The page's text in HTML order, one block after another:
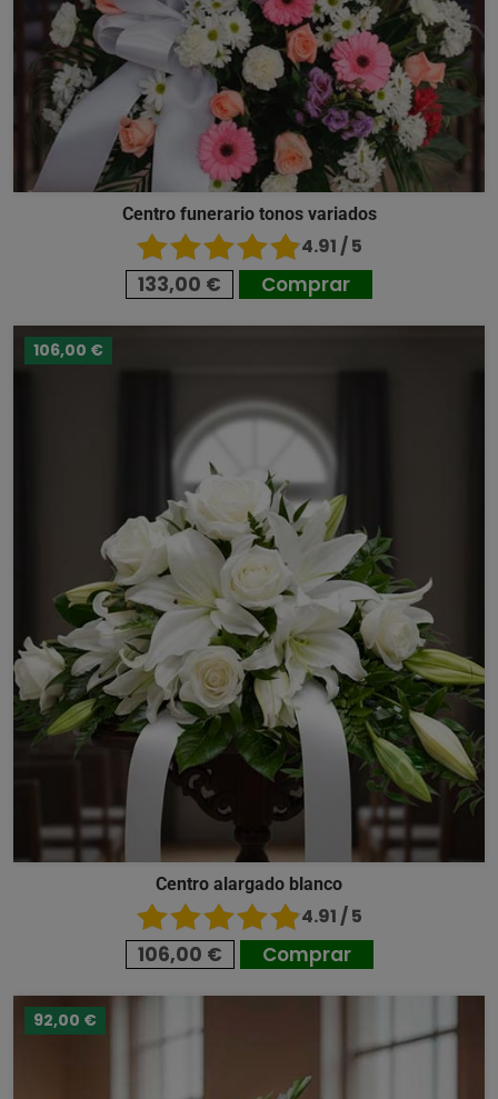
Centro funerario tonos variados
4.91 / 5
133,00 € Comprar
106,00 €
Centro alargado blanco
4.91 / 5
106,00 € Comprar
92,00 €